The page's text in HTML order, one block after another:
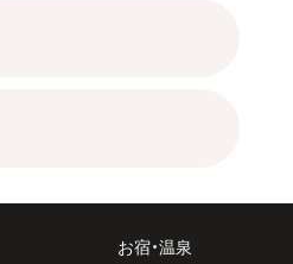
お宿・温泉